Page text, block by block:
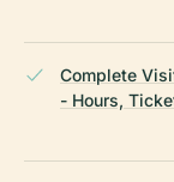
Complete
- Hours,